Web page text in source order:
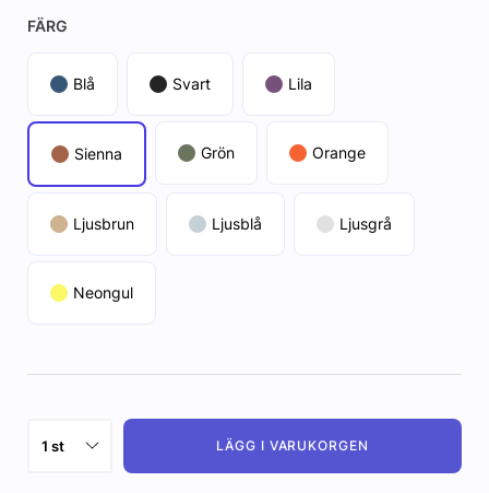
FÄRG
Blå Svart Lila
Sienna Grön Orange
Ljusbrun Ljusblå Ljusgrå
Neongul
LÄGG I VARUKORGEN